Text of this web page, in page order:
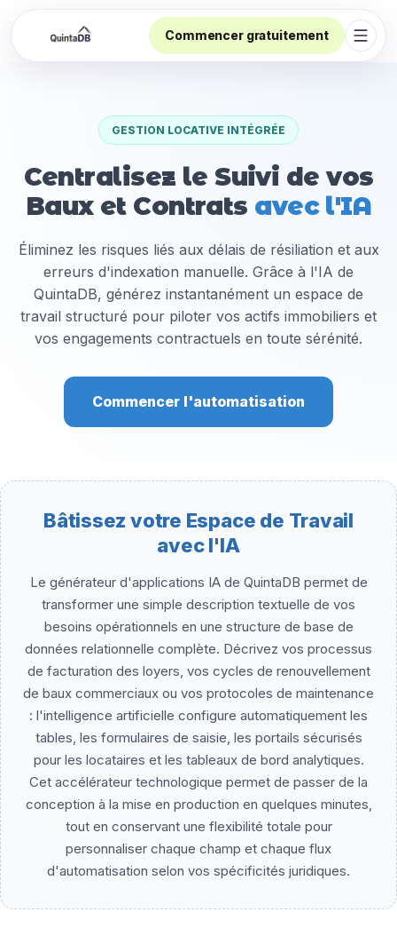
Commencer gratuitement
GESTION LOCATIVE INTÉGRÉE
Centralisez le Suivi de vos
Baux et Contrats avec l'IA
Éliminez les risques liés aux délais de résiliation et aux
erreurs d'indexation manuelle. Grâce à l'IA de
QuintaDB, générez instantanément un espace de
travail structuré pour piloter vos actifs immobiliers et
vos engagements contractuels en toute sérénité.
Commencer l'automatisation
Bâtissez votre Espace de Travail
avec l'IA
Le générateur d'applications IA de QuintaDB permet de
transformer une simple description textuelle de vos
besoins opérationnels en une structure de base de
données relationnelle complète. Décrivez vos processus
de facturation des loyers, vos cycles de renouvellement
de baux commerciaux ou vos protocoles de maintenance
: l'intelligence artificielle configure automatiquement les
tables, les formulaires de saisie, les portails sécurisés
pour les locataires et les tableaux de bord analytiques.
Cet accélérateur technologique permet de passer de la
conception à la mise en production en quelques minutes,
tout en conservant une flexibilité totale pour
personnaliser chaque champ et chaque flux
d'automatisation selon vos spécificités juridiques.